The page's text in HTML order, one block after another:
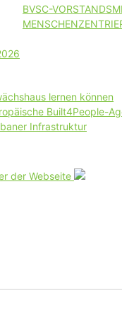
BVSC-
lernen können
Built4People-
Infrastruktur
der Webseite